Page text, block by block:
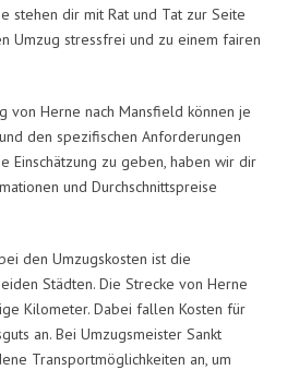
stehen dir mit Rat und Tat zur Seite
Umzug stressfrei und zu einem fairen
von Herne nach Mansfield können je
den spezifischen Anforderungen
Einschätzung zu geben, haben wir dir
und Durchschnittspreise
den Umzugskosten ist die
Städten. Die Strecke von Herne
Kilometer. Dabei fallen Kosten für
an. Bei Umzugsmeister Sankt
Transportmöglichkeiten an, um